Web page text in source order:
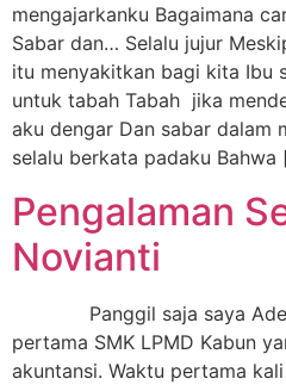
mengajarkanku Bagaimana
Sabar dan… Selalu jujur
itu menyakitkan bagi kita Ibu
untuk tabah Tabah jika
aku dengar Dan sabar dalam
selalu berkata padaku Bahwa
Pengalaman
Novianti
Panggil saja saya Adek,
pertama SMK LPMD Kabun
akuntansi. Waktu pertama